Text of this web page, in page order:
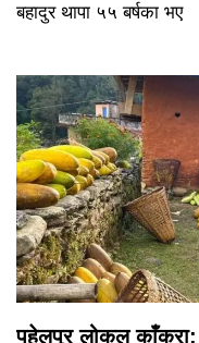
बहादुर थापा ५५ बर्षका भए
पहेलपुर लोकल